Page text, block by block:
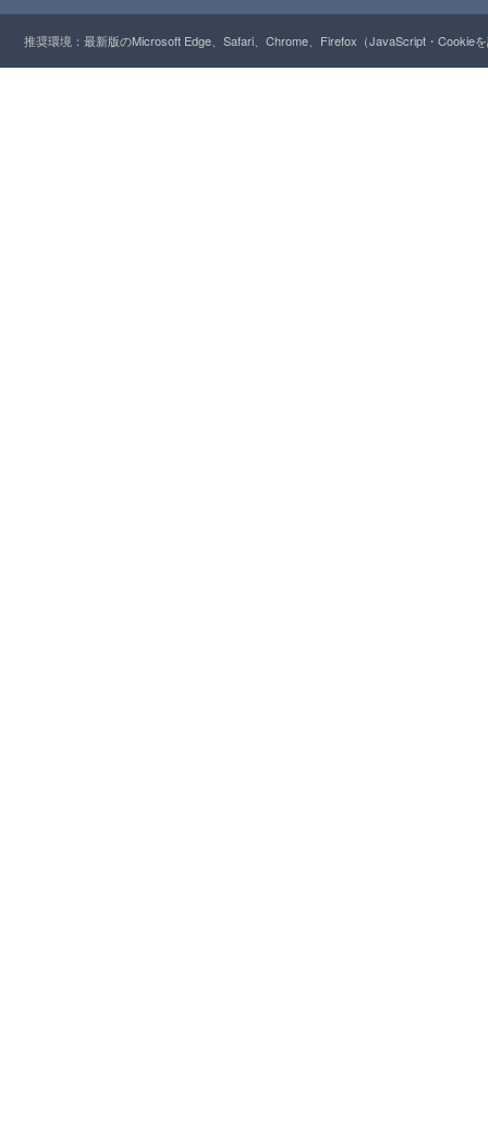
推奨環境：最新版のMicrosoft Edge、Safari、Chrome、Firefox（JavaScript・Cookie